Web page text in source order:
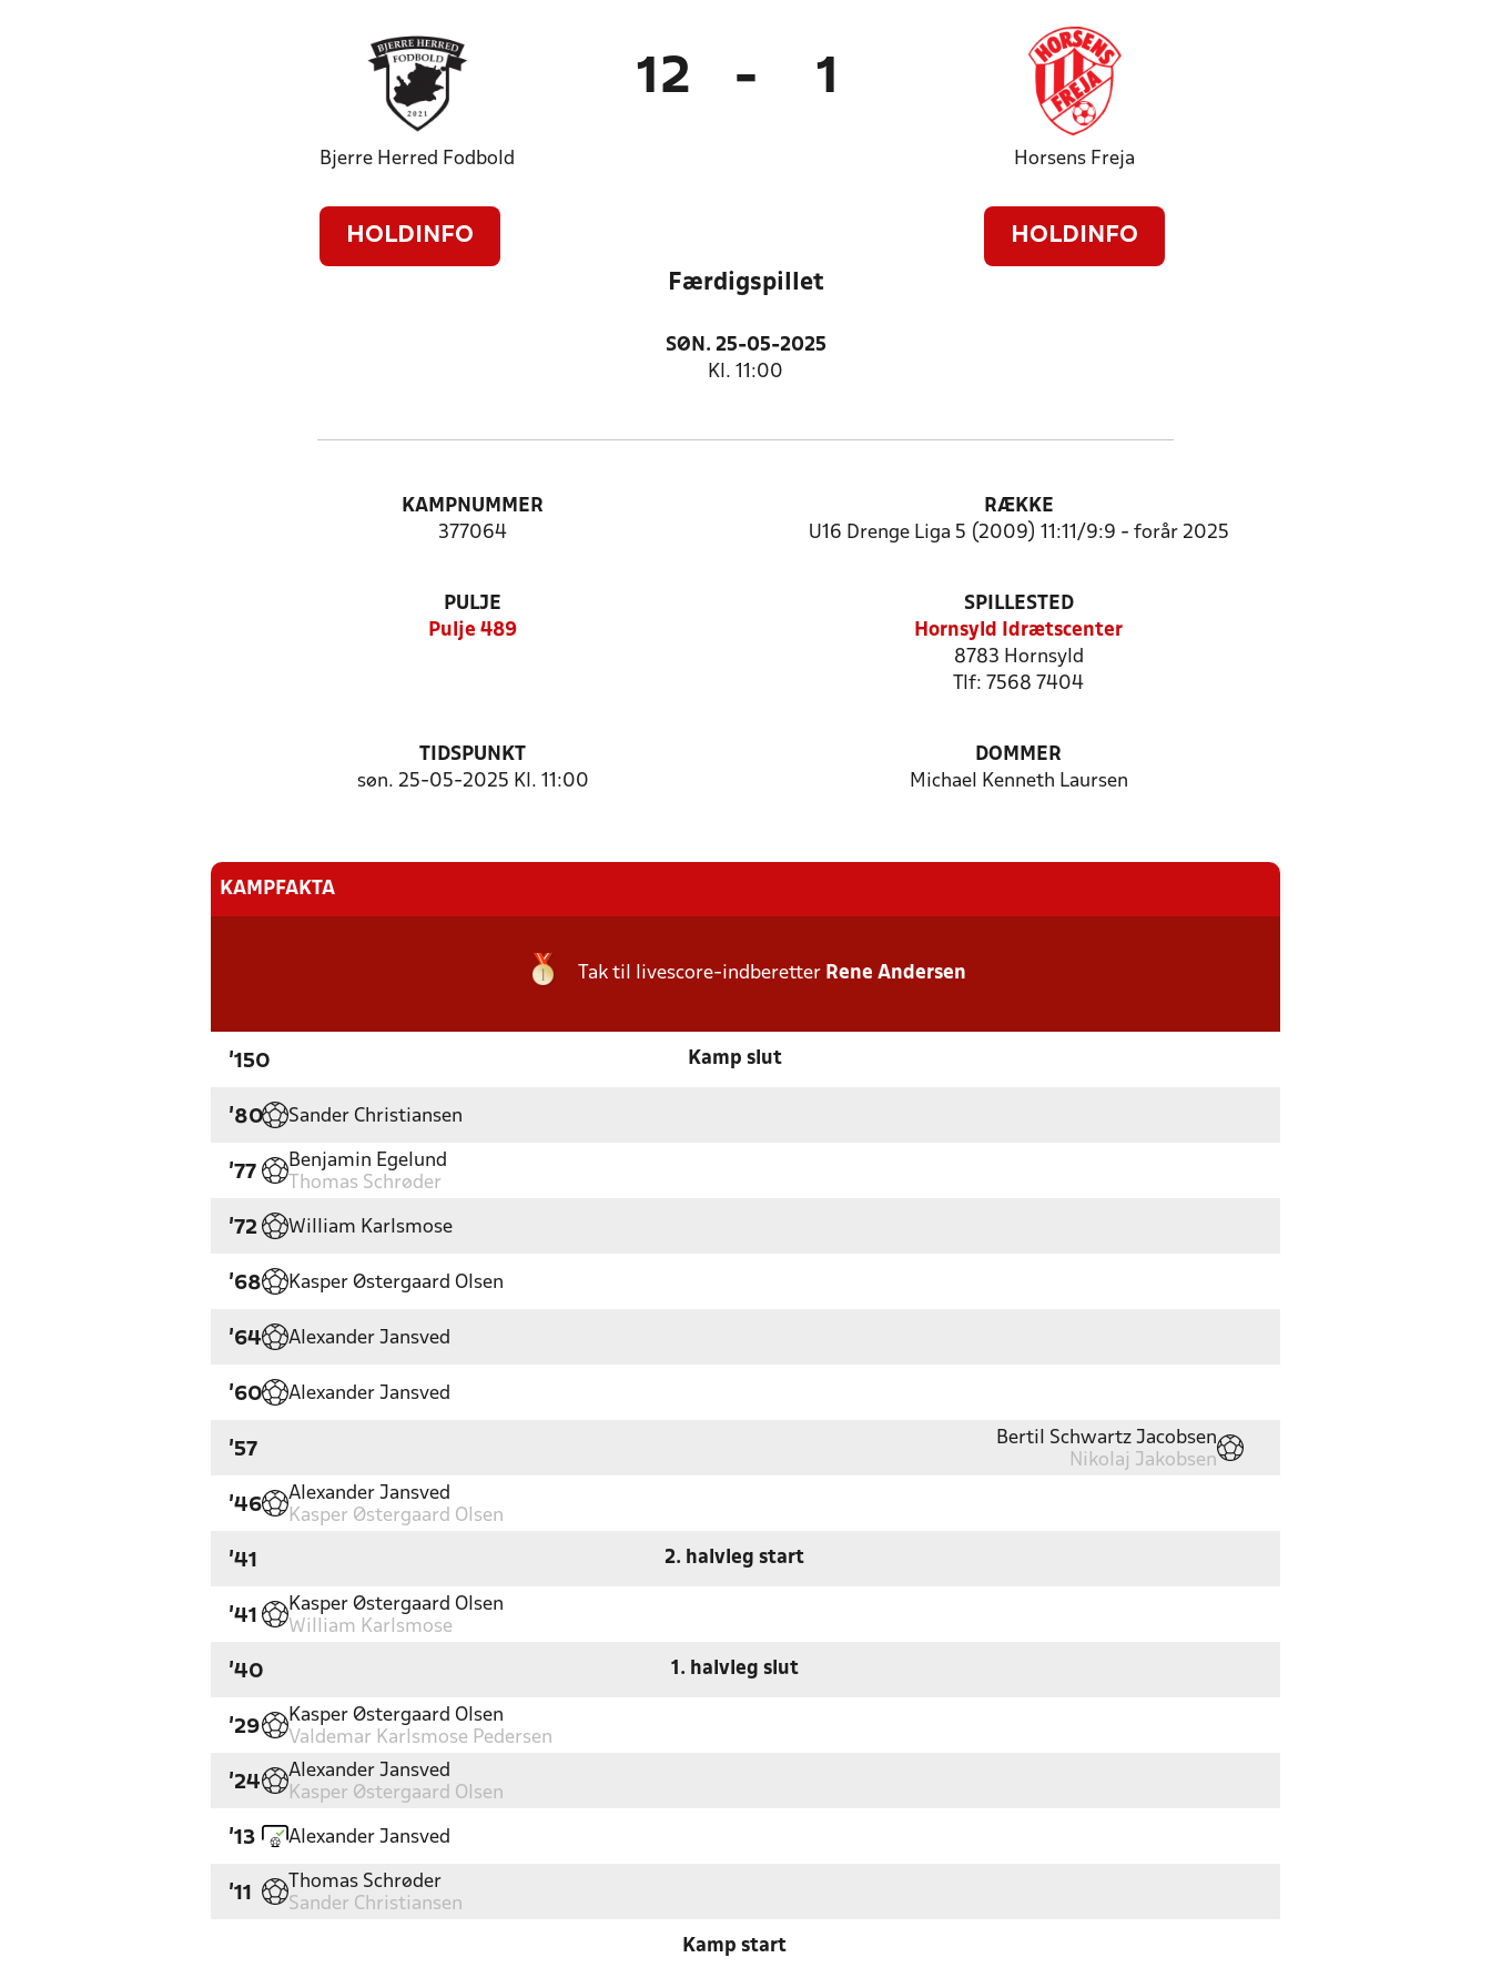
Bjerre Herred Fodbold
HOLDINFO
12 - 1
Horsens Freja
HOLDINFO
Færdigspillet
SØN. 25-05-2025
Kl. 11:00
KAMPNUMMER
377064
RÆKKE
U16 Drenge Liga 5 (2009) 11:11/9:9 - forår 2025
PULJE
Pulje 489
SPILLESTED
Hornsyld Idrætscenter
8783 Hornsyld
Tlf: 7568 7404
TIDSPUNKT
søn. 25-05-2025 Kl. 11:00
DOMMER
Michael Kenneth Laursen
KAMPFAKTA
Tak til livescore-indberetter Rene Andersen
'150 Kamp slut
'80 Sander Christiansen
'77
Benjamin Egelund
Thomas Schrøder
'72 William Karlsmose
'68 Kasper Østergaard Olsen
'64 Alexander Jansved
'60 Alexander Jansved
'57
Bertil Schwartz Jacobsen
Nikolaj Jakobsen
'46
Alexander Jansved
Kasper Østergaard Olsen
'41 2. halvleg start
'41
Kasper Østergaard Olsen
William Karlsmose
'40 1. halvleg slut
'29
Kasper Østergaard Olsen
Valdemar Karlsmose Pedersen
'24
Alexander Jansved
Kasper Østergaard Olsen
'13 Alexander Jansved
'11
Thomas Schrøder
Sander Christiansen
Kamp start